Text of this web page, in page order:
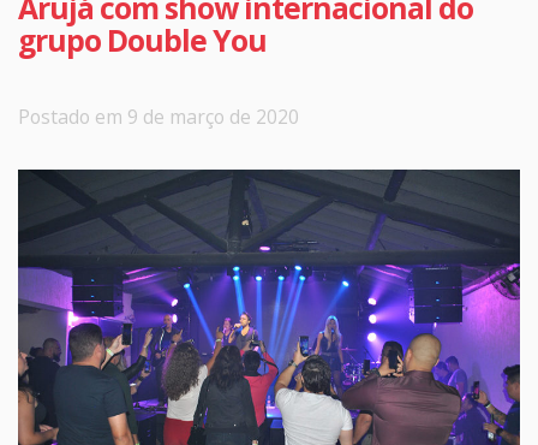
Arujá com show internacional do
grupo Double You
Postado em 9 de março de 2020